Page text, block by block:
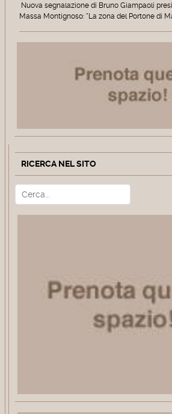
Nuova segnalazione di Bruno Giampaoli
Massa Montignoso: "La zona del Portone di
RICERCA NEL SITO
Cerca Type 2